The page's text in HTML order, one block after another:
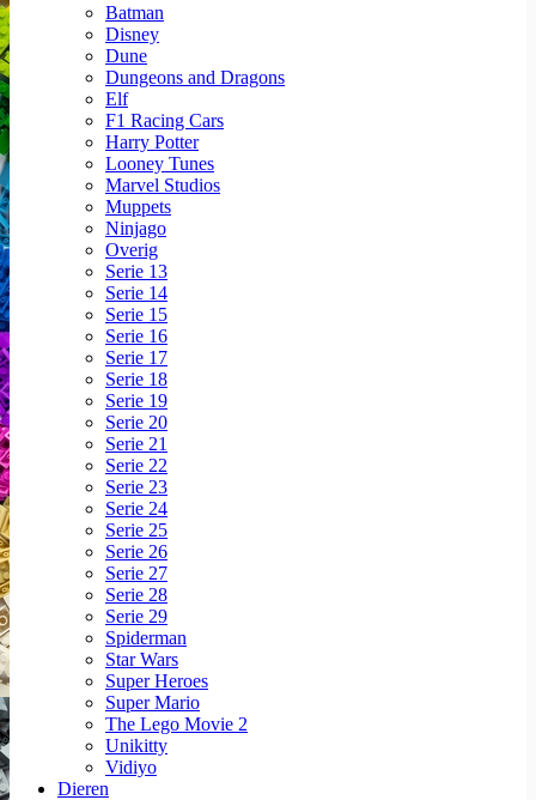
Batman
Disney
Dune
Dungeons and Dragons
Elf
F1 Racing Cars
Harry Potter
Looney Tunes
Marvel Studios
Muppets
Ninjago
Overig
Serie 13
Serie 14
Serie 15
Serie 16
Serie 17
Serie 18
Serie 19
Serie 20
Serie 21
Serie 22
Serie 23
Serie 24
Serie 25
Serie 26
Serie 27
Serie 28
Serie 29
Spiderman
Star Wars
Super Heroes
Super Mario
The Lego Movie 2
Unikitty
Vidiyo
Dieren